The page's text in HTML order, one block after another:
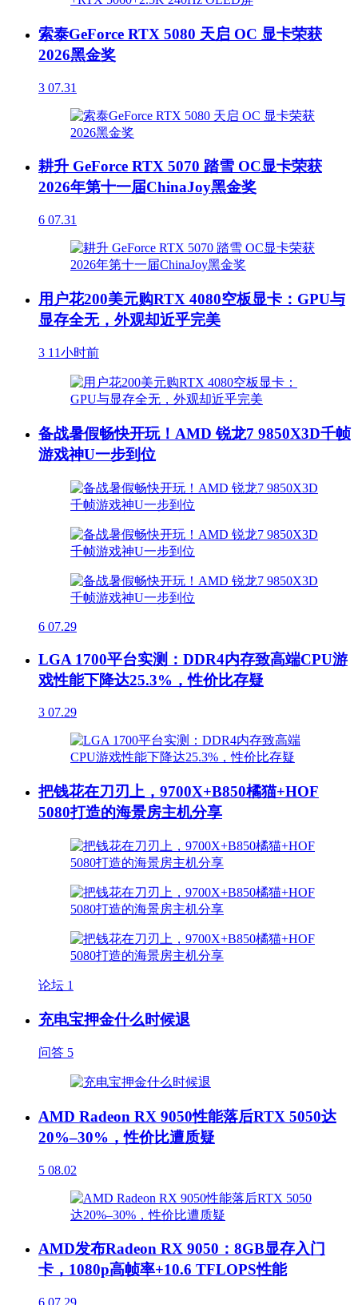
索泰GeForce RTX 5080 天启 OC 显卡荣获
2026黑金奖
3 07.31
耕升 GeForce RTX 5070 踏雪 OC显卡荣获
2026年第十一届ChinaJoy黑金奖
6 07.31
用户花200美元购RTX 4080空板显卡：GPU与
显存全无，外观却近乎完美
3 11小时前
备战暑假畅快开玩！AMD 锐龙7 9850X3D千帧
游戏神U一步到位
6 07.29
LGA 1700平台实测：DDR4内存致高端CPU游
戏性能下降达25.3%，性价比存疑
3 07.29
把钱花在刀刃上，9700X+B850橘猫+HOF
5080打造的海景房主机分享
论坛 1
充电宝押金什么时候退
问答 5
AMD Radeon RX 9050性能落后RTX 5050达
20%–30%，性价比遭质疑
5 08.02
AMD发布Radeon RX 9050：8GB显存入门
卡，1080p高帧率+10.6 TFLOPS性能
6 07.29